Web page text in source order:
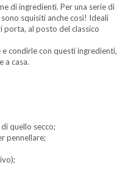
di ingredienti. Per una serie di
squisiti anche così! Ideali
al posto del classico
condirle con questi ingredienti,
a casa.
quello secco;
pennellare;